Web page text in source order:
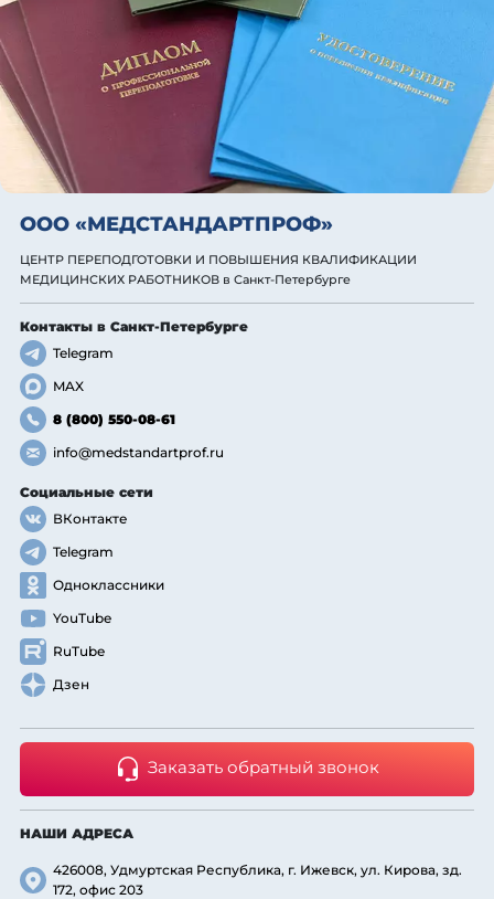
ООО «МЕДСТАНДАРТПРОФ»
ЦЕНТР ПЕРЕПОДГОТОВКИ И ПОВЫШЕНИЯ КВАЛИФИКАЦИИ
МЕДИЦИНСКИХ РАБОТНИКОВ в Санкт-Петербурге
Контакты в Санкт-Петербурге
Telegram
MAX
8 (800) 550-08-61
info@medstandartprof.ru
Социальные сети
ВКонтакте
Telegram
Одноклассники
YouTube
RuTube
Дзен
Заказать обратный звонок
НАШИ АДРЕСА
426008, Удмуртская Республика, г. Ижевск, ул. Кирова, зд.
172, офис 203